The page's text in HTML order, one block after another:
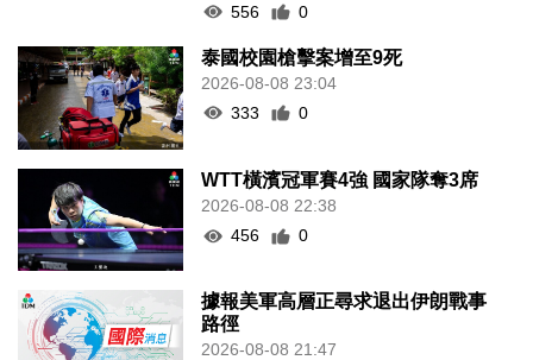
556
0
泰國校園槍擊案增至9死
2026-08-08 23:04
333
0
WTT橫濱冠軍賽4強 國家隊奪3席
2026-08-08 22:38
456
0
據報美軍高層正尋求退出伊朗戰事
路徑
2026-08-08 21:47